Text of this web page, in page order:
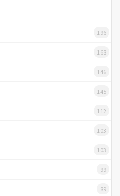
196
168
146
145
112
103
103
99
89